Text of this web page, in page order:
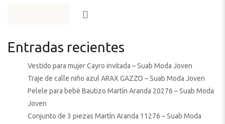
Entradas recientes
Vestido para mujer Cayro invitada – Suab Moda Joven
Traje de calle niño azul ARAX GAZZO – Suab Moda Joven
Pelele para bebé Bautizo Martín Aranda 20276 – Suab Moda
Joven
Conjunto de 3 piezas Martín Aranda 11276 – Suab Moda